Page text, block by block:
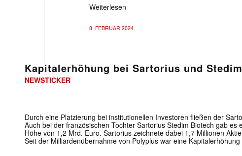
Weiterlesen
8. FEBRUAR 2024
Kapitalerhöhung bei Sartorius und
NEWSTICKER
Durch eine Platzierung bei institutionellen Investoren fließen der
Auch bei der französischen Tochter Sartorius Stedim Biotech gab es
Höhe von 1,2 Mrd. Euro. Sartorius zeichnete dabei 1,7 Millionen
Seit der Milliardenübernahme von Polyplus war eine